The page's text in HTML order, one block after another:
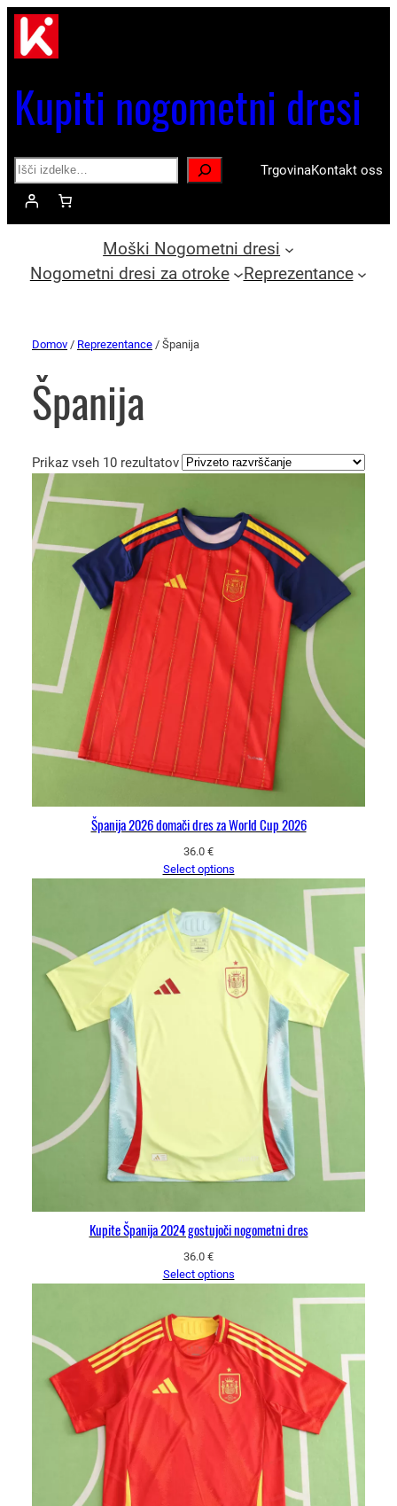
Kupiti nogometni dresi
Search TrgovinaKontakt oss
Moški Nogometni dresi
Nogometni dresi za otroke
Reprezentance
Domov / Reprezentance / Španija
Španija
Prikaz vseh 10 rezultatov
Španija 2026 domači dres za World Cup 2026
36.0 €
Select options
Kupite Španija 2024 gostujoči nogometni dres
36.0 €
Select options